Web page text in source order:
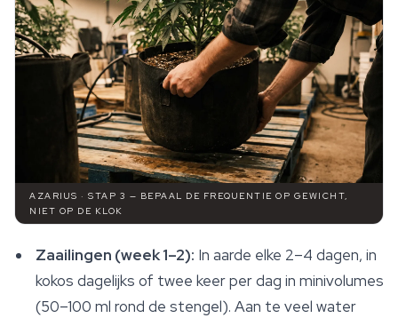
AZARIUS · STAP 3 — BEPAAL DE FREQUENTIE OP GEWICHT,
NIET OP DE KLOK
Zaailingen (week 1–2): In aarde elke 2–4 dagen, in
kokos dagelijks of twee keer per dag in minivolumes
(50–100 ml rond de stengel). Aan te veel water